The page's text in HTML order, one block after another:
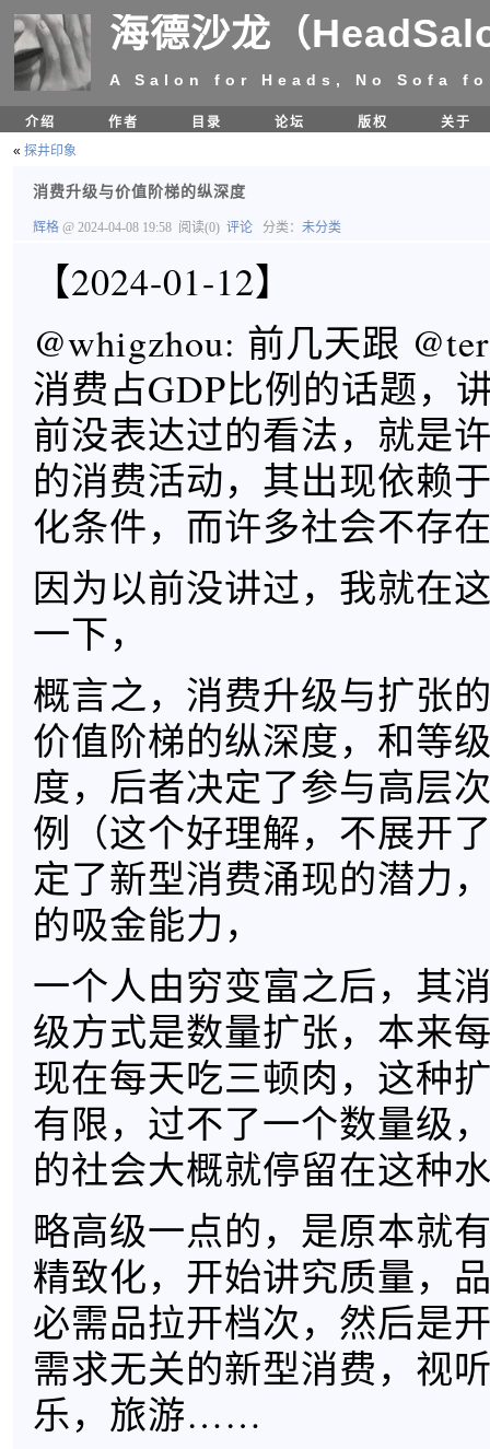
海德沙龙（
A Salon for Heads, No Sofa
介绍 作者 目录 论坛 版权
关于
« 探井印象
消费升级与价值阶梯的纵深度
辉格 @ 2024-04-08 19:58 阅读(0) 评论 分类： 未分类
【2024-01-12】
@whigzhou: 前几天跟
消费占GDP比例的话题，
前没表达过的看法，就是
的消费活动，其出现依赖
化条件，而许多社会不存
因为以前没讲过，我就在
一下，
概言之，消费升级与扩张
价值阶梯的纵深度，和等
度，后者决定了参与高层
例（这个好理解，不展开
定了新型消费涌现的潜力
的吸金能力，
一个人由穷变富之后，其
级方式是数量扩张，本来
现在每天吃三顿肉，这种
有限，过不了一个数量级
的社会大概就停留在这种
略高级一点的，是原本就
精致化，开始讲究质量，
必需品拉开档次，然后是
需求无关的新型消费，视
乐，旅游……